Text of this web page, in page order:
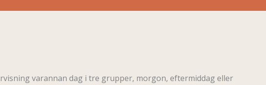
varannan dag i tre grupper, morgon, eftermiddag eller